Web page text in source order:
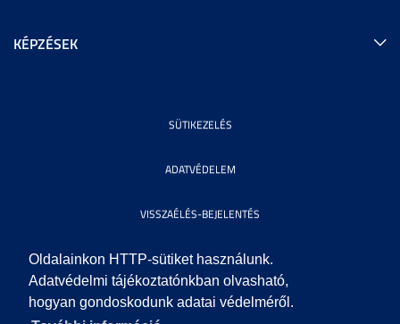
Oldalainkon HTTP-sütiket használunk.
Adatvédelmi tájékoztatónkban olvasható,
hogyan gondoskodunk adatai védelméről.
KÉPZÉSEK
SÜTIKEZELÉS
ADATVÉDELEM
VISSZAÉLÉS-BEJELENTÉS
KÖZÉRDEKŰ ADATOK
IMPRESSZUM